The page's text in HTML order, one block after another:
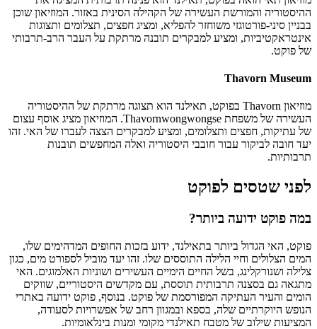
ההיסטוריה והמורשת העשירה של הקהילה הסינית באזור. המוזיאון שוכן
בבניין סיני-פורטוגזי משוחזר להפליא, ומציג חפצים, תצלומים ותצוגות
אינטראקטיביות, ומציע למבקרים תובנה מרתקת על העבר הרב-תרבותי
של פוקט.
Thavorn Museum
מוזיאון Thavorn בפוקט, תאילנד הוא תצוגה מרתקת של ההיסטוריה
העשירה של משפחת Thavornwongwongse. המוזיאון מציג אוסף עצום
של עתיקות, חפצים ותצלומים, ומציע למבקרים הצצה לעברו של האי. זהו
יעד חובה לביקור עבור חובבי היסטוריה ואלה המחפשים תובנות
תרבותיות.
לפני שטסים לפוקט
במה פוקט ידועה ביותר?
פוקט, האי הגדול ביותר בתאילנד, ידוע בזכות החופים המדהימים שלו,
המים הצלולים וחיי הלילה התוססים שלו. זהו יעד מוביל לספורט מים, כגון
צלילה ושנורקלינג, בשל החיים הימיים העשירים ושוניות האלמוגים. האי
מתגאה גם בסצנה תרבותית תוססת, עם מקדשים היסטוריים, שווקים
הומים והעיר העתיקה המפורסמת של פוקט. בנוסף, פוקט ידועה באתרי
הנופש היוקרתיים שלה, בספא ובמגוון רחב של אפשרויות לסעודה,
המציעות שילוב של מטבח תאילנדי מקומי ומנות בינלאומיות.